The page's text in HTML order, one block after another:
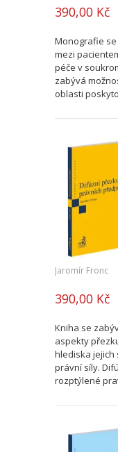
390,00 Kč
Monografie
mezi
péče v
zabývá
oblasti
Jaromír Fronc
390,00 Kč
Kniha se
aspekty
hlediska jejich
právní síly.
rozptýlené